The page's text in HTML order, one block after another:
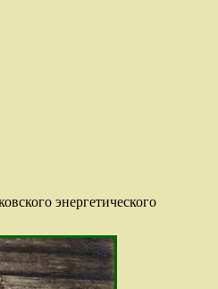
энергетического